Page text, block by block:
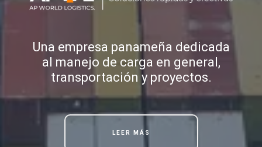
Una empresa panameña dedicada
al manejo de carga en general,
transportación y proyectos.
LEER MÁS